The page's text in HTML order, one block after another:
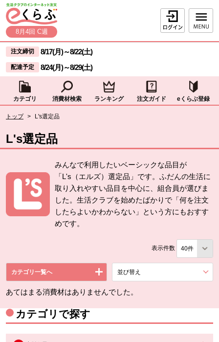
ページの先頭です。
本文へジャンプする。
8月4回 C週
ログイン
ここからサイト内共通メニューです。
サイト内共通メニューをスキップする
注文締切 8/17(月)～8/22(土)
配達予定 8/24(月)～8/29(土)
カテゴリ 消費材検索 ランキング 注文ガイド eくらぶ登録
トップ > L's選定品
L's選定品
みんなで利用したいベーシックな品目が
「L's（エルズ）選定品」です。ふだんの生活に
取り入れやすい品目を中心に、組合員が選びま
した。生活クラブを始めたばかりで「何を注文
したらよいかわからない」という方にもおすす
めです。
表示件数
カテゴリ一覧へ 並び替え
あてはまる消費材はありませんでした。
カテゴリで探す